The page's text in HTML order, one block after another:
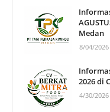
Medan
8/04/2026
2026 di
4/30/2026